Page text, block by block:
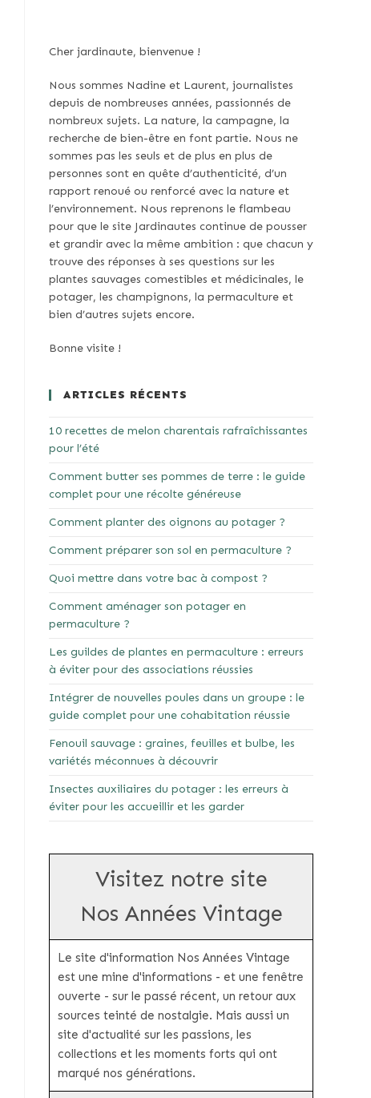
Cher jardinaute, bienvenue !
Nous sommes Nadine et Laurent, journalistes
depuis de nombreuses années, passionnés de
nombreux sujets. La nature, la campagne, la
recherche de bien-être en font partie. Nous ne
sommes pas les seuls et de plus en plus de
personnes sont en quête d’authenticité, d’un
rapport renoué ou renforcé avec la nature et
l’environnement. Nous reprenons le flambeau
pour que le site Jardinautes continue de pousser
et grandir avec la même ambition : que chacun y
trouve des réponses à ses questions sur les
plantes sauvages comestibles et médicinales, le
potager, les champignons, la permaculture et
bien d’autres sujets encore.
Bonne visite !
ARTICLES RÉCENTS
10 recettes de melon charentais rafraîchissantes
pour l’été
Comment butter ses pommes de terre : le guide
complet pour une récolte généreuse
Comment planter des oignons au potager ?
Comment préparer son sol en permaculture ?
Quoi mettre dans votre bac à compost ?
Comment aménager son potager en
permaculture ?
Les guildes de plantes en permaculture : erreurs
à éviter pour des associations réussies
Intégrer de nouvelles poules dans un groupe : le
guide complet pour une cohabitation réussie
Fenouil sauvage : graines, feuilles et bulbe, les
variétés méconnues à découvrir
Insectes auxiliaires du potager : les erreurs à
éviter pour les accueillir et les garder
Visitez notre site
Nos Années Vintage
Le site d'information Nos Années Vintage
est une mine d'informations - et une fenêtre
ouverte - sur le passé récent, un retour aux
sources teinté de nostalgie. Mais aussi un
site d'actualité sur les passions, les
collections et les moments forts qui ont
marqué nos générations.